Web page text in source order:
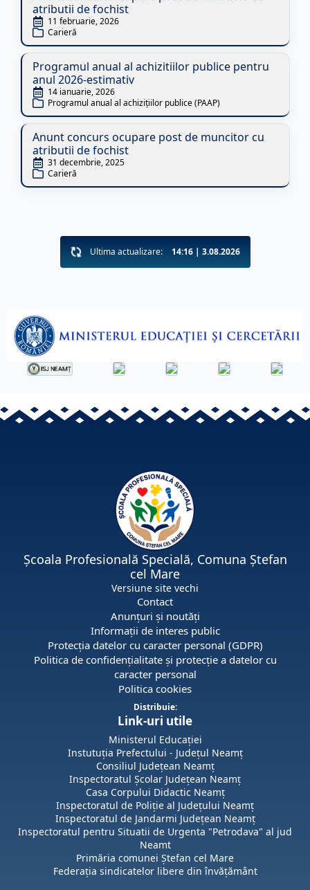
atributii de fochist
11 februarie, 2026
Carieră
Programul anual al achizitiilor publice pentru
anul 2026-estimativ
14 ianuarie, 2026
Programul anual al achizițiilor publice (PAAP)
Anunt concurs ocupare post de muncitor cu
atributii de fochist
31 decembrie, 2025
Carieră
Ultima actualizare: 14:16 | 3.08.2026
Școala Profesională Specială, Comuna Ștefan
cel Mare
Versiune site vechi
Contact
Anunțuri și noutăți
Informații de interes public
Protecția datelor cu caracter personal (GDPR)
Politica de confidențialitate și protecție a datelor cu
caracter personal
Politica cookies
Distribuie:
Link-uri utile
Ministerul Educației
Instutuția Prefectului - Județul Neamț
Consiliul Județean Neamț
Inspectoratul Școlar Județean Neamț
Casa Corpului Didactic Neamț
Inspectoratul de Poliție al Județului Neamț
Inspectoratul de Jandarmi Județean Neamț
Inspectoratul pentru Situatii de Urgenta "Petrodava" al jud
Neamt
Primăria comunei Ștefan cel Mare
Federația sindicatelor libere din învățământ